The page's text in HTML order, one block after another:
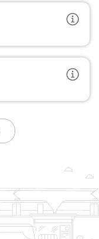
sortie sur Cours des
30 mètres
sortie sur Cours des
sur 65 mètres